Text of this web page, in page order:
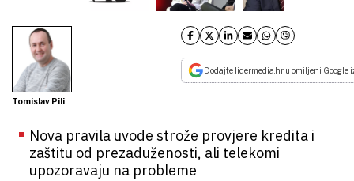
Tomislav Pili
Dodajte lidermedia.hr u omiljeni Google
Nova pravila uvode strože provjere kredita i
zaštitu od prezaduženosti, ali telekomi
upozoravaju na probleme